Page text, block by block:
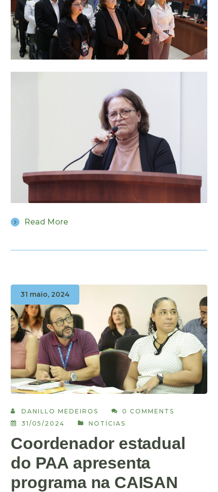
Read More
31 maio, 2024
DANILLO MEDEIROS
0 COMMENTS
31/05/2024
NOTÍCIAS
Coordenador estadual
do PAA apresenta
programa na CAISAN